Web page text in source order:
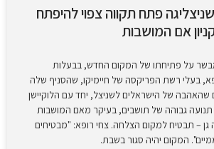
פתח תקווה צפוי להיפתח
אם המושבות
על פתיחתו של המקום החדש, בבעלות
בעלי רשת הפריקסה של חיימיקו, שהסניף שלה
שהאהבה של הישראלים לשניצל, יחד עם הלוקיישן
תנועה גבוהה של תושבים, בעיקר מאם המושבות
גן – תבטיח למקום הצלחה. צחי רופא: "מבטיחים
המקום יהיה סגור בשבת.